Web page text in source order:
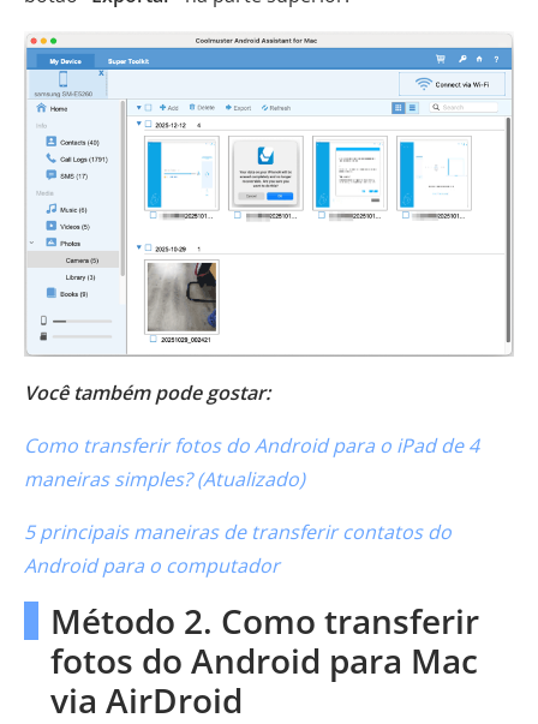
Você também pode gostar:
Como transferir fotos do Android para o iPad de 4
maneiras simples? (Atualizado)
5 principais maneiras de transferir contatos do
Android para o computador
Método 2. Como transferir
fotos do Android para Mac
via AirDroid